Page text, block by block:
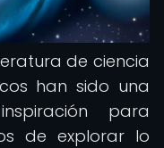
de ciencia
han sido una
para
de explorar lo